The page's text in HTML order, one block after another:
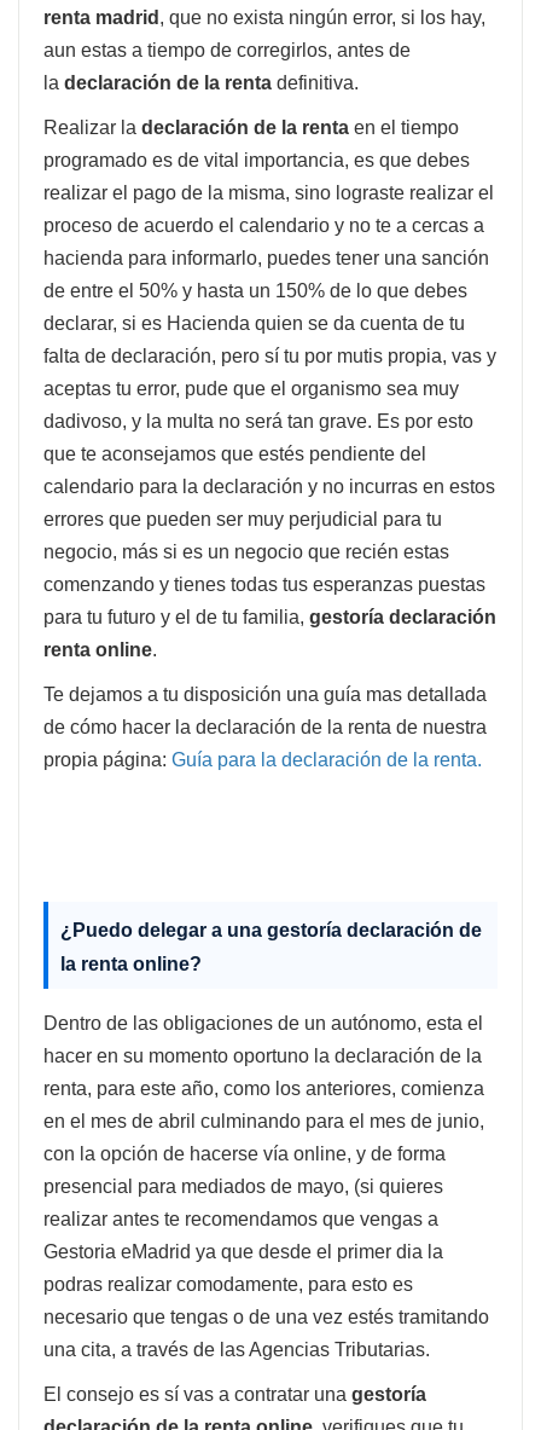
renta madrid , que no exista ningún error, si los hay,
aun estas a tiempo de corregirlos, antes de
la declaración de la renta definitiva.
Realizar la declaración de la renta en el tiempo
programado es de vital importancia, es que debes
realizar el pago de la misma, sino lograste realizar el
proceso de acuerdo el calendario y no te a cercas a
hacienda para informarlo, puedes tener una sanción
de entre el 50% y hasta un 150% de lo que debes
declarar, si es Hacienda quien se da cuenta de tu
falta de declaración, pero sí tu por mutis propia, vas y
aceptas tu error, pude que el organismo sea muy
dadivoso, y la multa no será tan grave. Es por esto
que te aconsejamos que estés pendiente del
calendario para la declaración y no incurras en estos
errores que pueden ser muy perjudicial para tu
negocio, más si es un negocio que recién estas
comenzando y tienes todas tus esperanzas puestas
para tu futuro y el de tu familia, gestoría declaración
renta online.
Te dejamos a tu disposición una guía mas detallada
de cómo hacer la declaración de la renta de nuestra
propia página: Guía para la declaración de la renta.
¿Puedo delegar a una gestoría declaración de
la renta online?
Dentro de las obligaciones de un autónomo, esta el
hacer en su momento oportuno la declaración de la
renta, para este año, como los anteriores, comienza
en el mes de abril culminando para el mes de junio,
con la opción de hacerse vía online, y de forma
presencial para mediados de mayo, (si quieres
realizar antes te recomendamos que vengas a
Gestoria eMadrid ya que desde el primer dia la
podras realizar comodamente, para esto es
necesario que tengas o de una vez estés tramitando
una cita, a través de las Agencias Tributarias.
El consejo es sí vas a contratar una gestoría